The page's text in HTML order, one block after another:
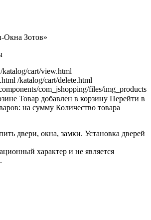
Окна Зотов»
/katalog/cart/view.html
/katalog/cart/delete.html
com_jshopping/files/img_products
Товар добавлен в корзину Перейти в
на сумму Количество товара
двери, окна, замки. Установка дверей
характер и не является